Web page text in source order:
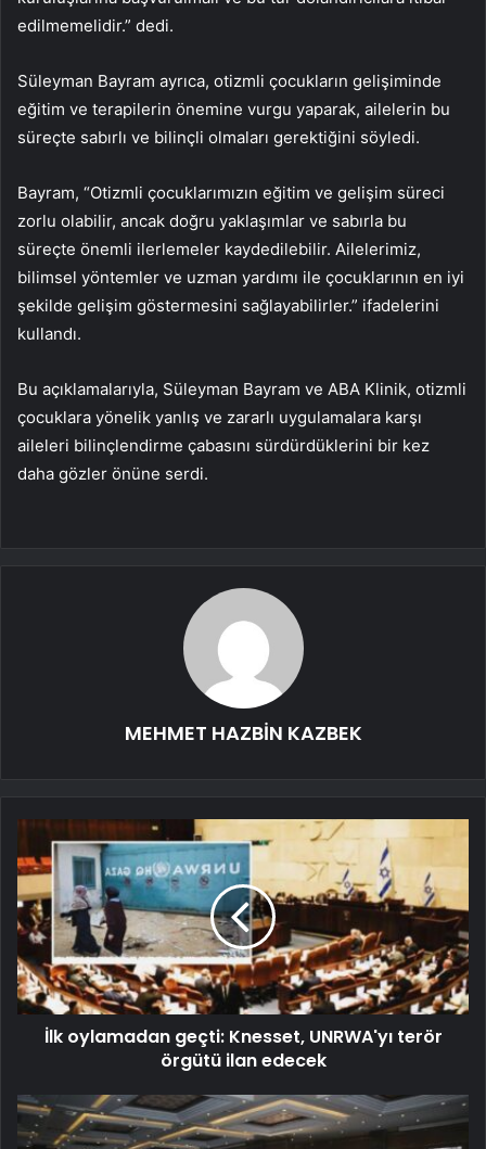
edilmemelidir.” dedi.
Süleyman Bayram ayrıca, otizmli çocukların gelişiminde
eğitim ve terapilerin önemine vurgu yaparak, ailelerin bu
süreçte sabırlı ve bilinçli olmaları gerektiğini söyledi.
Bayram, “Otizmli çocuklarımızın eğitim ve gelişim süreci
zorlu olabilir, ancak doğru yaklaşımlar ve sabırla bu
süreçte önemli ilerlemeler kaydedilebilir. Ailelerimiz,
bilimsel yöntemler ve uzman yardımı ile çocuklarının en iyi
şekilde gelişim göstermesini sağlayabilirler.” ifadelerini
kullandı.
Bu açıklamalarıyla, Süleyman Bayram ve ABA Klinik, otizmli
çocuklara yönelik yanlış ve zararlı uygulamalara karşı
aileleri bilinçlendirme çabasını sürdürdüklerini bir kez
daha gözler önüne serdi.
MEHMET HAZBİN KAZBEK
İlk oylamadan geçti: Knesset, UNRWA'yı terör
örgütü ilan edecek